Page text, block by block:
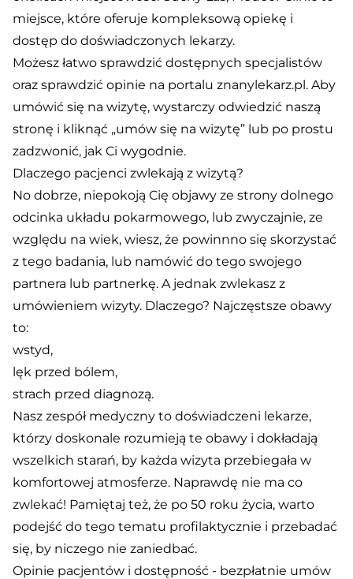
miejsce, które oferuje kompleksową opiekę i
dostęp do doświadczonych lekarzy.
Możesz łatwo sprawdzić dostępnych specjalistów
oraz sprawdzić opinie na portalu znanylekarz.pl. Aby
umówić się na wizytę, wystarczy odwiedzić naszą
stronę i kliknąć „umów się na wizytę” lub po prostu
zadzwonić, jak Ci wygodnie.
Dlaczego pacjenci zwlekają z wizytą?
No dobrze, niepokoją Cię objawy ze strony dolnego
odcinka układu pokarmowego, lub zwyczajnie, ze
względu na wiek, wiesz, że powinnno się skorzystać
z tego badania, lub namówić do tego swojego
partnera lub partnerkę. A jednak zwlekasz z
umówieniem wizyty. Dlaczego? Najczęstsze obawy
to:
wstyd,
lęk przed bólem,
strach przed diagnozą.
Nasz zespół medyczny to doświadczeni lekarze,
którzy doskonale rozumieją te obawy i dokładają
wszelkich starań, by każda wizyta przebiegała w
komfortowej atmosferze. Naprawdę nie ma co
zwlekać! Pamiętaj też, że po 50 roku życia, warto
podejść do tego tematu profilaktycznie i przebadać
się, by niczego nie zaniedbać.
Opinie pacjentów i dostępność - bezpłatnie umów